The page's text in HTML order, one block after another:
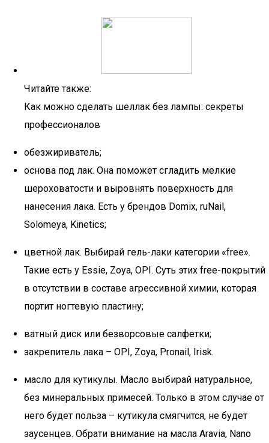
Читайте также:
Как можно сделать шеллак без лампы: секреты
профессионалов
обезжириватель;
основа под лак. Она поможет сгладить мелкие
шероховатости и выровнять поверхность для
нанесения лака. Есть у брендов Domix, ruNail,
Solomeya, Kinetics;
цветной лак. Выбирай гель-лаки категории «free».
Такие есть у Essie, Zoya, OPI. Суть этих free-покрытий
в отсутствии в составе агрессивной химии, которая
портит ногтевую пластину;
ватный диск или безворсовые салфетки;
закрепитель лака – OPI, Zoya, Pronail, Irisk.
масло для кутикулы. Масло выбирай натуральное,
без минеральных примесей. Только в этом случае от
него будет польза – кутикула смягчится, не будет
заусенцев. Обрати внимание на масла Aravia, Nano